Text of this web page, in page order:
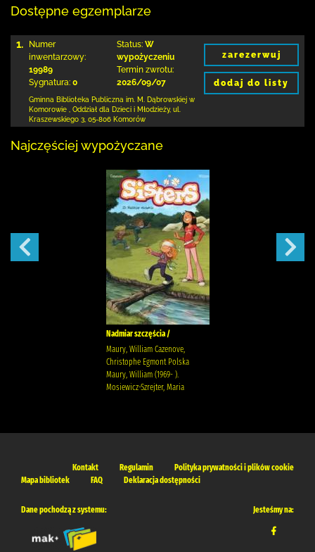
Dostępne egzemplarze
1.
Numer
inwentarzowy:
19989
Sygnatura: 0
Status: W
wypożyczeniu
Termin zwrotu:
2026/09/07
Gminna Biblioteka Publiczna im. M. Dąbrowskiej w
Komorowie
Oddział dla Dzieci i Młodzieży, ul.
Kraszewskiego 3 05-806 Komorów
zarezerwuj
dodaj do listy
Najczęściej wypożyczane
Nadmiar szczęścia /
Maury, William Cazenove,
Christophe Egmont Polska
Maury, William (1969- ).
Mosiewicz-Szrejter, Maria
Kontakt Regulamin
Polityka prywatności i plików cookie
Mapa bibliotek
FAQ Deklaracja dostępności
Dane pochodzą z systemu: Jesteśmy na: